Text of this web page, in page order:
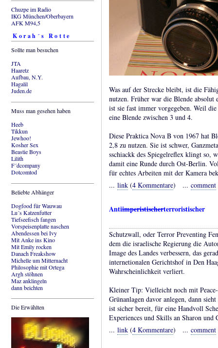
Chuzpe im Radio
IKG München/Oberbayern
AFK M94,5
Korah´s Rotte
Sollte man besuchen
JTA
Haaretz
Aufbau, N.Y.
Hagalil
Juden.de
Muss man gesehen haben
Heeb
Tikkun
Jewhoo!
Kosher Sex
Beastie Boys
Lilith
F´dcompany
Dotcomtod
Beliebte Abhänger
Dogfood für Wauwau
Lu´s Katzenfutter
Tiefseefisch fangen
Vorspeisenplatte naschen
Abendessen bei Ivy
Mit Anke ins Kino
Mit Emily rocken
Danach Freakshow
Michelle um Mitternacht
Philosophie mit Ortega
Argh stöhnen
Maz anklingeln
dann beichten
Die Erwählten
Was auf der Strecke bleibt, ist die
nutzen. Früher war die Blende absolut
ist sie fast immer vorgegeben. Weil
eine Blende zwischen 3 und 4.
Diese Praktica Nova B von 1967 hat
2,8 zu nutzen. Sie ist schwer,
sschiackk des Spiegelreflex klingt so,
damit eine Runde durch Ost-Berlin.
für echtes Arbeiten mit der Kamera
... link (4 Kommentare) ... comment
Antiimperistischerterroristischer
Schutzwall, oder Terror Preventing
dem die israelische Regierung die
Image des Landes verbessern, das
internetionalen Gerichtshof in Den
Wahrscheinlichkeit verliert.
Kleiner Tip: Vielleicht noch mit
Grünanlagen davor anlegen, dann
ist sicher bereit, für eine Handvoll
Experiences und Skills an Sharon und
... link (4 Kommentare) ... comment